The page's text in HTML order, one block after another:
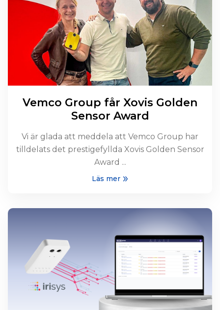
Vemco Group får Xovis Golden
Sensor Award
Vi är glada att meddela att Vemco Group har
tilldelats det prestigefyllda Xovis Golden Sensor
Award ...
Läs mer